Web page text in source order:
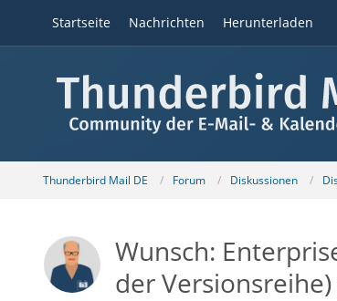
Startseite Nachrichten Herunterladen
Thunderbird Mail DE Forum Diskussionen
Wunsch:
der